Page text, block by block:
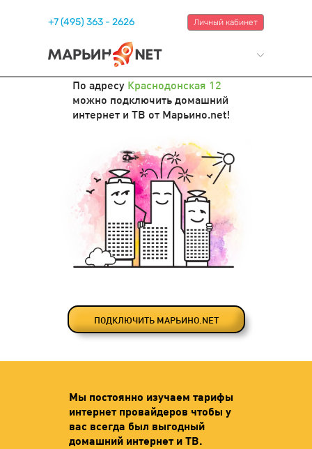
+7 (495) 363 - 2626 Личный кабинет
По адресу Краснодонская 12
можно подключить домашний
интернет и ТВ от Марьино.net!
ПОДКЛЮЧИТЬ МАРЬИНО.NET
Мы постоянно изучаем тарифы
интернет провайдеров чтобы у
вас всегда был выгодный
домашний интернет и ТВ.